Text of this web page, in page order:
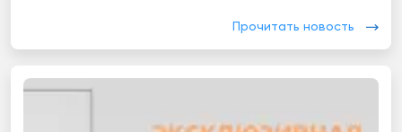
Прочитать новость